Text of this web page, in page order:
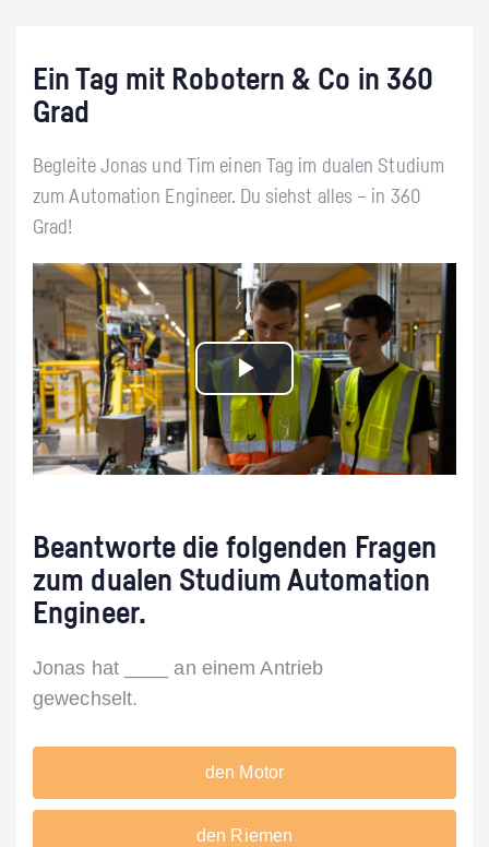
Ein Tag mit Robotern & Co in 360
Grad
Begleite Jonas und Tim einen Tag im dualen Studium
zum Automation Engineer. Du siehst alles – in 360
Grad!
Play
Video
Beantworte die folgenden Fragen
zum dualen Studium Automation
Engineer.